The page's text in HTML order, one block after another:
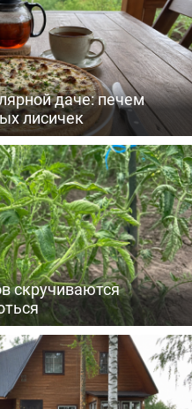
даче: печем
лисичек
скручиваются